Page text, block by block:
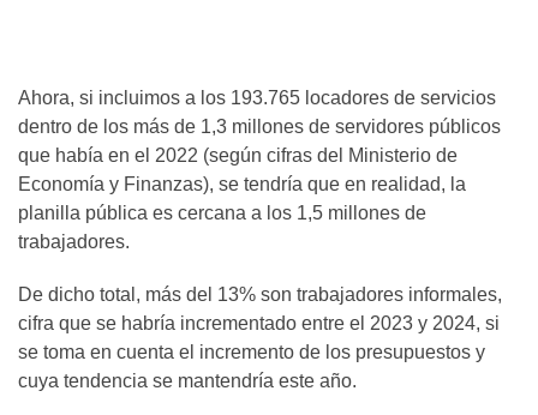
Ahora, si incluimos a los 193.765 locadores de servicios
dentro de los más de 1,3 millones de servidores públicos
que había en el 2022 (según cifras del Ministerio de
Economía y Finanzas), se tendría que en realidad, la
planilla pública es cercana a los 1,5 millones de
trabajadores.
De dicho total, más del 13% son trabajadores informales,
cifra que se habría incrementado entre el 2023 y 2024, si
se toma en cuenta el incremento de los presupuestos y
cuya tendencia se mantendría este año.